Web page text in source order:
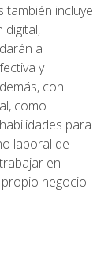
también incluye
digital,
a
y
con
como
para
laboral de
en
negocio